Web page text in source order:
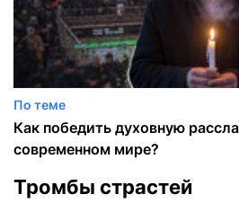
По теме
Как победить духовную
современном мире?
Тромбы страстей